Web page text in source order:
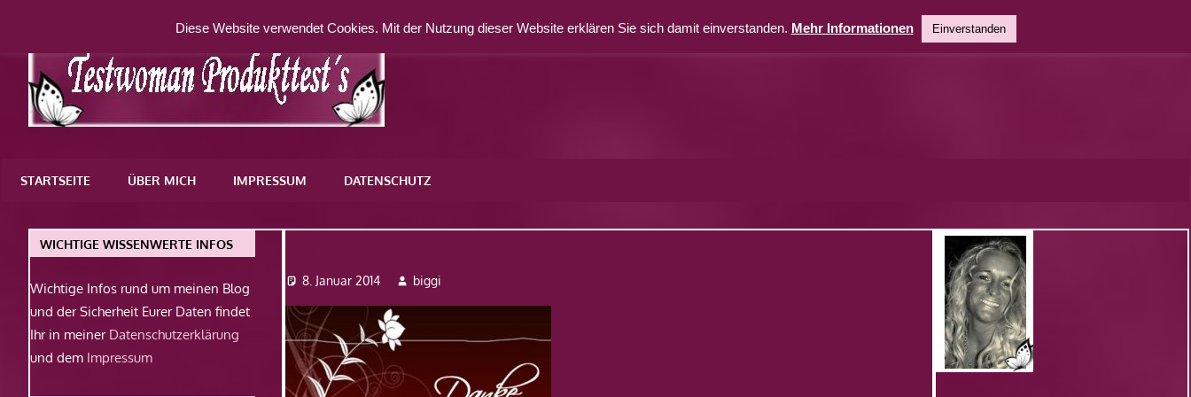
springen
WordPress-
STARTSEITE ÜBER MICH IMPRESSUM DATENSCHUTZ
8. Januar 2014 biggi
WICHTIGE WISSENWERTE INFOS
Wichtige Infos rund um meinen Blog
und der Sicherheit Eurer Daten findet
Ihr in meiner Datenschutzerklärung
und dem Impressum
Diese Website verwendet Cookies. Mit der Nutzung dieser Website erklären Sie sich damit einverstanden. Mehr Informationen Einverstanden